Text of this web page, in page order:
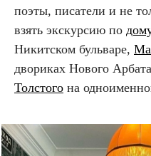
поэты, писатели и не
взять экскурсию по
Никитском бульваре,
двориках Нового
Толстого на